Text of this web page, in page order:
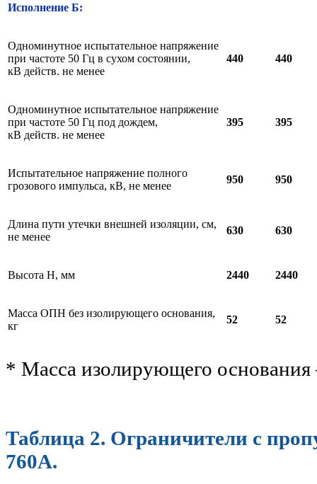
Исполнение Б:
Одноминутное испытательное напряжение
при частоте 50 Гц в сухом состоянии,
кВ действ. не менее
440 440
Одноминутное испытательное напряжение
при частоте 50 Гц под дождем,
кВ действ. не менее
395 395
Испытательное напряжение полного
грозового импульса, кВ, не менее
950 950
Длина пути утечки внешней изоляции, см,
не менее
630 630
Высота Н, мм 2440 2440
Масса ОПН без изолирующего основания,
кг
52 52
* Масса изолирующего основания
Таблица 2. Ограничители с
760А.